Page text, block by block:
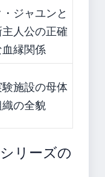
・ジャユンと
主人公の正確
血縁関係
施設の母体
の全貌
リーズの